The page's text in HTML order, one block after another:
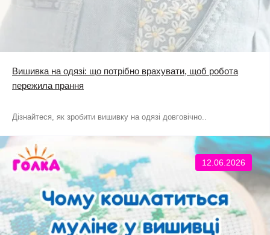
Вишивка на одязі: що потрібно врахувати, щоб робота
пережила прання
Дізнайтеся, як зробити вишивку на одязі довговічно..
12.06.2026